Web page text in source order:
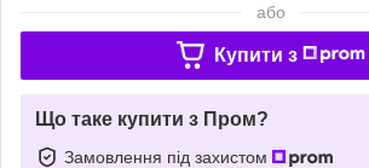
або
Купити з
Що таке купити з Пром?
Замовлення під захистом